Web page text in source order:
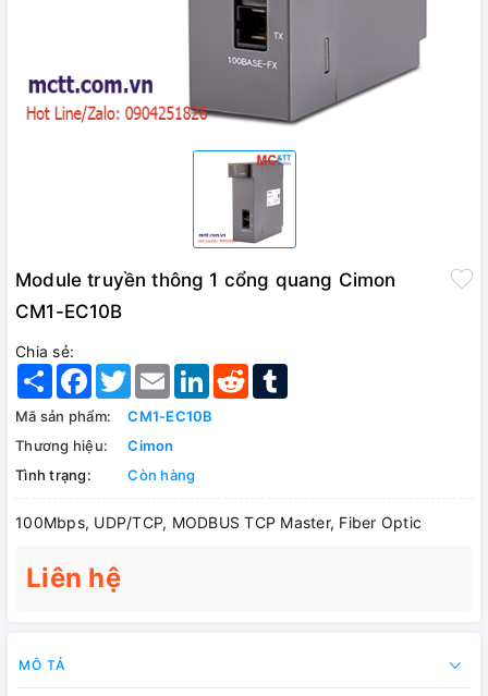
Module truyền thông 1 cổng quang Cimon
CM1-EC10B
Chia sẻ:
Share Facebook
TwitterEmail LinkedInReddit
Mã sản phẩm:
CM1-EC10B
Thương hiệu:
Cimon
Tình trạng:
Còn hàng
100Mbps, UDP/TCP, MODBUS TCP Master, Fiber Optic
Liên hệ
MÔ TẢ